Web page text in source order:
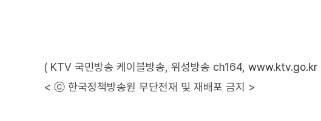
( KTV 국민방송 케이블방송, 위성방송 ch164, www.ktv.go.kr
< ⓒ 한국정책방송원 무단전재 및 재배포 금지 >